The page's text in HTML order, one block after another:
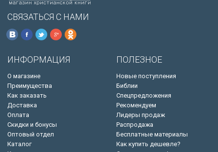
СВЯЗАТЬСЯ С НАМИ
ИНФОРМАЦИЯ
О магазине
Преимущества
Как заказать
Доставка
Оплата
Скидки и бонусы
Оптовый отдел
Каталог
ПОЛЕЗНОЕ
Новые поступления
Библии
Спецпредложения
Рекомендуем
Лидеры продаж
Распродажа
Бесплатные материалы
Как купить дешевле?